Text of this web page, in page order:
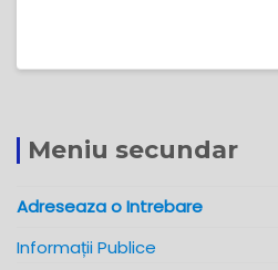
Meniu secundar
Adreseaza o Intrebare
Informații Publice